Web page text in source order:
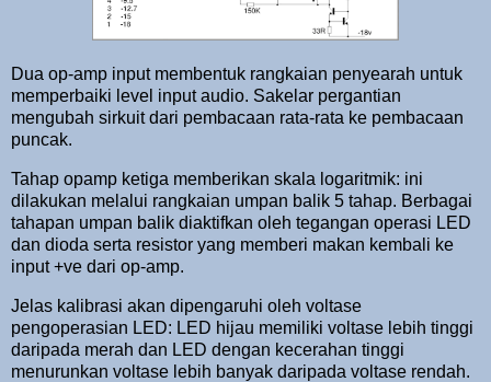
Dua op-amp input membentuk rangkaian penyearah untuk
memperbaiki level input audio. Sakelar pergantian
mengubah sirkuit dari pembacaan rata-rata ke pembacaan
puncak.
Tahap opamp ketiga memberikan skala logaritmik: ini
dilakukan melalui rangkaian umpan balik 5 tahap. Berbagai
tahapan umpan balik diaktifkan oleh tegangan operasi LED
dan dioda serta resistor yang memberi makan kembali ke
input +ve dari op-amp.
Jelas kalibrasi akan dipengaruhi oleh voltase
pengoperasian LED: LED hijau memiliki voltase lebih tinggi
daripada merah dan LED dengan kecerahan tinggi
menurunkan voltase lebih banyak daripada voltase rendah.